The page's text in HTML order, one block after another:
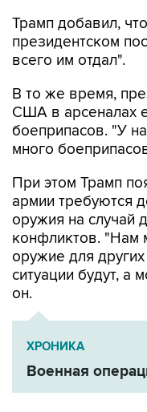
Трамп добавил,
президентском
всего им отдал".
В то же время,
США в арсеналах
боеприпасов. "У
много
При этом Трамп
армии требуются
оружия на случай
конфликтов. "Нам
оружие для
ситуации будут, а
он.
ХРОНИКА
Военная